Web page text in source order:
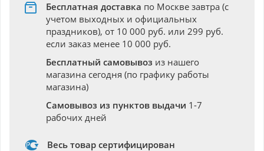
Бесплатная доставка по Москве завтра (с
учетом выходных и официальных
праздников), от 10 000 руб. или 299 руб.
если заказ менее 10 000 руб.
Бесплатный самовывоз из нашего
магазина сегодня (по графику работы
магазина)
Самовывоз из пунктов выдачи 1-7
рабочих дней
Весь товар сертифицирован